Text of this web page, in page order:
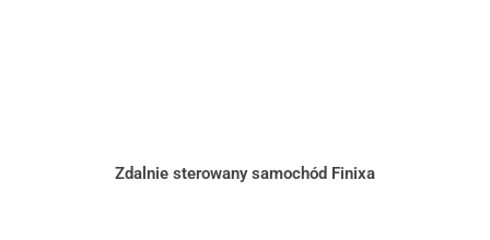
Zdalnie sterowany samochód Finixa